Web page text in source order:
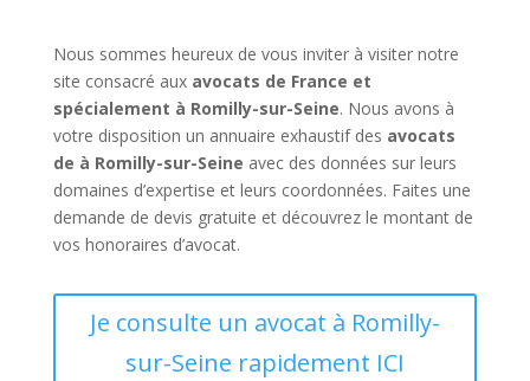
Nous sommes heureux de vous inviter à visiter notre
site consacré aux avocats de France et
spécialement à Romilly-sur-Seine. Nous avons à
votre disposition un annuaire exhaustif des avocats
de à Romilly-sur-Seine avec des données sur leurs
domaines d’expertise et leurs coordonnées. Faites une
demande de devis gratuite et découvrez le montant de
vos honoraires d’avocat.
Je consulte un avocat à Romilly-
sur-Seine rapidement ICI